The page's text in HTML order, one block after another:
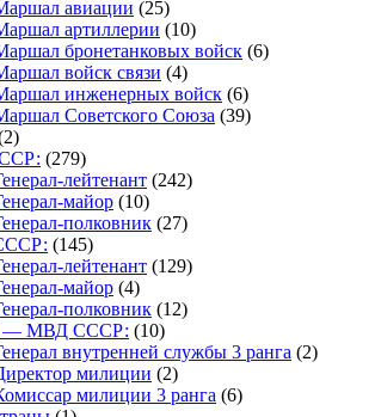
авиации (25)
артиллерии (10)
бронетанковых войск (6)
войск связи (4)
инженерных войск (6)
Советского Союза (39)
(279)
лейтенант (242)
майор (10)
полковник (27)
(145)
лейтенант (129)
майор (4)
полковник (12)
МВД СССР: (10)
внутренней службы 3 ранга (2)
милиции (2)
милиции 3 ранга (6)